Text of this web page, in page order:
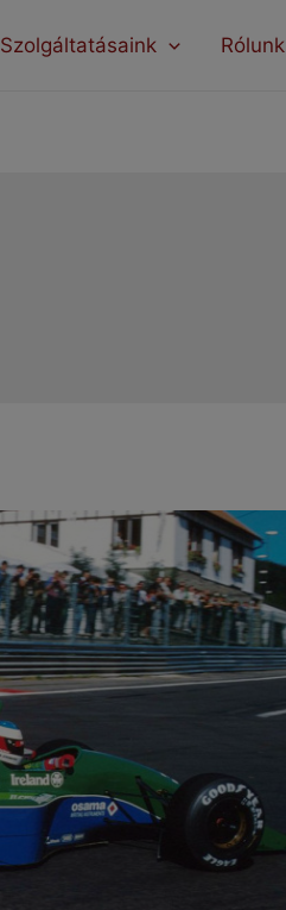
Szolgáltatásaink Rólunk